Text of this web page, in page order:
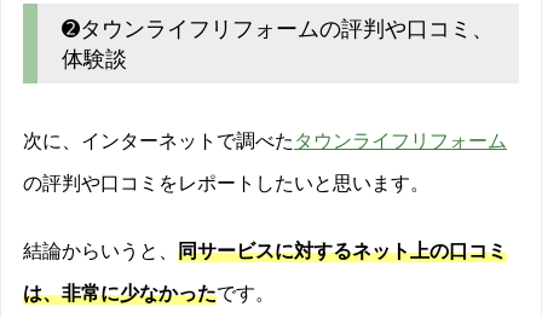
➋タウンライフリフォームの評判や口コミ、
体験談
次に、インターネットで調べた タウンライフリフォーム
の評判や口コミをレポートしたいと思います。
結論からいうと、 同サービスに対するネット上の口コミ
は、非常に少なかったです。